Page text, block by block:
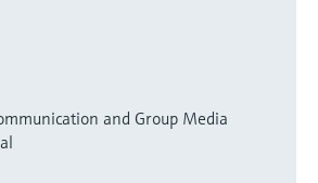
and Group Media